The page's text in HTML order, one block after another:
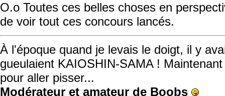
O.o Toutes ces belles choses en
de voir tout ces concours lancés.
À l'époque quand je levais le doigt, il y
gueulaient KAIOSHIN-SAMA !
pour aller pisser...
Modérateur et amateur de Boobs